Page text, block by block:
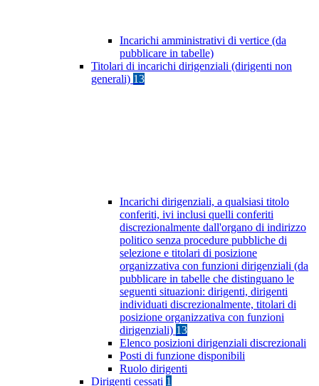
Incarichi amministrativi di vertice (da
pubblicare in tabelle)
Titolari di incarichi dirigenziali (dirigenti non
generali) 13
Incarichi dirigenziali, a qualsiasi titolo
conferiti, ivi inclusi quelli conferiti
discrezionalmente dall'organo di indirizzo
politico senza procedure pubbliche di
selezione e titolari di posizione
organizzativa con funzioni dirigenziali (da
pubblicare in tabelle che distinguano le
seguenti situazioni: dirigenti, dirigenti
individuati discrezionalmente, titolari di
posizione organizzativa con funzioni
dirigenziali) 13
Elenco posizioni dirigenziali discrezionali
Posti di funzione disponibili
Ruolo dirigenti
Dirigenti cessati 1